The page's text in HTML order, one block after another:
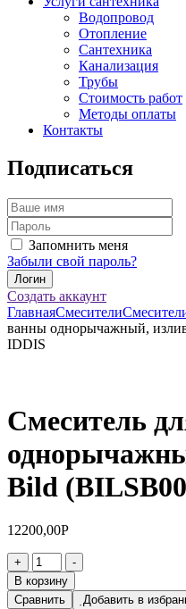
Водопровод
Отопление
Сантехника
Канализация
Трубы
Стоимость работ
Методы оплаты
Контакты
Подписаться
Запомнить меня
Забыли свой пароль?
Создать аккаунт
ГлавнаяСмесители
ванны однорычажный,
IDDIS
Смеситель
Bild
12200,00Р
+
-
В корзину
Сравнить
Добавить в